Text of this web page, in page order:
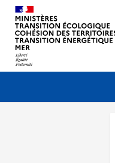
Navigation
Menu principal